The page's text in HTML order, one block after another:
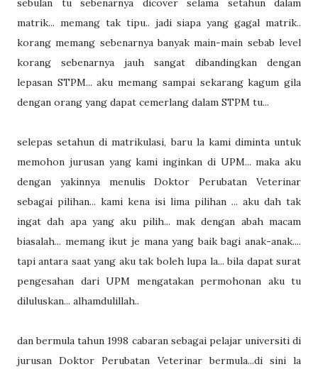
matrik... memang tak tipu.. jadi siapa yang gagal matrik..
korang memang sebenarnya banyak main-main sebab level
korang sebenarnya jauh sangat dibandingkan dengan
lepasan STPM... aku memang sampai sekarang kagum gila
dengan orang yang dapat cemerlang dalam STPM tu...
selepas setahun di matrikulasi, baru la kami diminta untuk
memohon jurusan yang kami inginkan di UPM... maka aku
dengan yakinnya menulis Doktor Perubatan Veterinar
sebagai pilihan... kami kena isi lima pilihan ... aku dah tak
ingat dah apa yang aku pilih... mak dengan abah macam
biasalah... memang ikut je mana yang baik bagi anak-anak....
tapi antara saat yang aku tak boleh lupa la... bila dapat surat
pengesahan dari UPM mengatakan permohonan aku tu
diluluskan... alhamdulillah..
dan bermula tahun 1998 cabaran sebagai pelajar universiti di
jurusan Doktor Perubatan Veterinar bermula...di sini la